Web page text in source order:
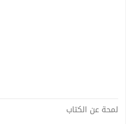
لمحة عن الكتاب